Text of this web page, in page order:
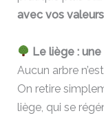
avec vos valeurs
Le liège :
Aucun arbre
On retire
liège, qui se